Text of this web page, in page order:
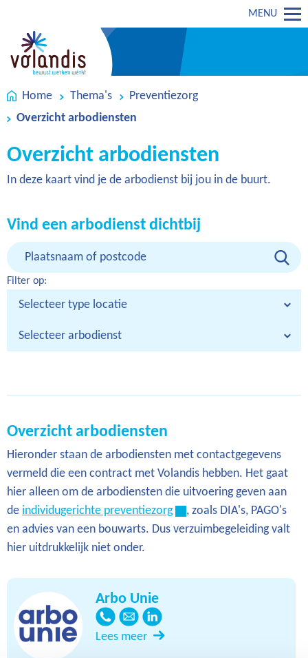
MENU
Home Thema's
Preventiezorg
Overzicht arbodiensten
Overzicht arbodiensten
In deze kaart vind je de arbodienst bij jou in de buurt.
Vind een arbodienst dichtbij
Filter op:
11
4
Overzicht arbodiensten
Hieronder staan de arbodiensten met contactgegevens
vermeld die een contract met Volandis hebben. Het gaat
hier alleen om de arbodiensten die uitvoering geven aan
de individugerichte preventiezorg
, zoals DIA's, PAGO's
en advies van een bouwarts. Dus verzuimbegeleiding valt
hier uitdrukkelijk niet onder.
Arbo Unie
Lees meer